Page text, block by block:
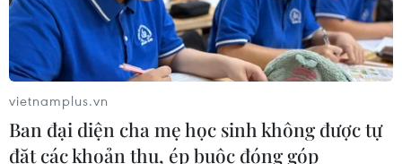
07/08/2026 06:55
Thu hồi 89 ha đất đấu giá chọn nhà
đầu tư công trình thành phố cảng
hàng không
vietnamplus.vn
Ban đại diện cha mẹ học sinh không được tự
đặt các khoản thu, ép buộc đóng góp